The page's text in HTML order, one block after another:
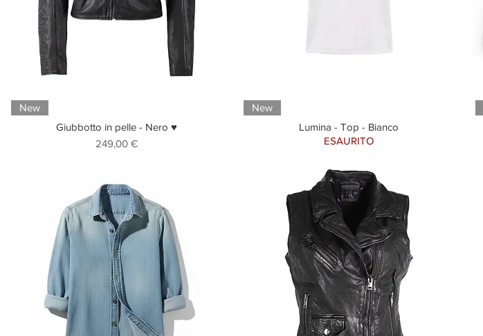
New
Giubbotto in pelle - Nero ♥
Prezzo
249,00 €
New
Lumina - Top - Bianco
ESAURITO